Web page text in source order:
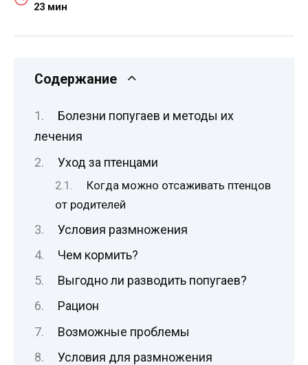
23 мин
Содержание
Болезни попугаев и методы их
лечения
Уход за птенцами
Когда можно отсаживать птенцов
от родителей
Условия размножения
Чем кормить?
Выгодно ли разводить попугаев?
Рацион
Возможные проблемы
Условия для размножения